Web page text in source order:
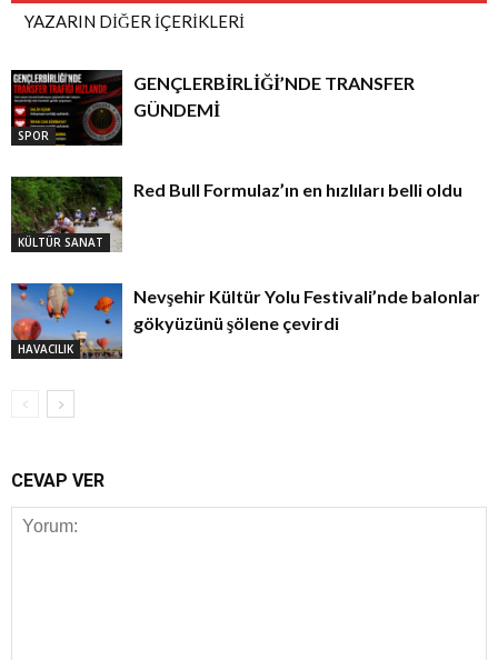
YAZARIN DİĞER İÇERİKLERİ
SPOR
GENÇLERBİRLİĞİ’NDE TRANSFER
GÜNDEMİ
KÜLTÜR SANAT
Red Bull Formulaz’ın en hızlıları belli oldu
HAVACILIK
Nevşehir Kültür Yolu Festivali’nde balonlar
gökyüzünü şölene çevirdi
CEVAP VER